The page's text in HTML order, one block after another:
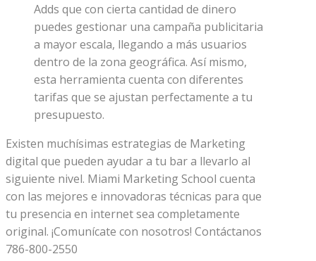
Adds que con cierta cantidad de dinero
puedes gestionar una campaña publicitaria
a mayor escala, llegando a más usuarios
dentro de la zona geográfica. Así mismo,
esta herramienta cuenta con diferentes
tarifas que se ajustan perfectamente a tu
presupuesto.
Existen muchísimas estrategias de Marketing
digital que pueden ayudar a tu bar a llevarlo al
siguiente nivel. Miami Marketing School cuenta
con las mejores e innovadoras técnicas para que
tu presencia en internet sea completamente
original. ¡Comunícate con nosotros! Contáctanos
786-800-2550